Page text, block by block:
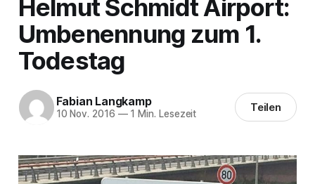
Helmut Schmidt Airport:
Umbenennung zum 1.
Todestag
Fabian Langkamp
10 Nov. 2016 —1 Min. Lesezeit Teilen